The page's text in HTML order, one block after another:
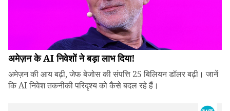
अमेज़न के AI निवेशों ने बड़ा लाभ दिया!
अमेज़न की आय बढ़ी, जेफ बेजोस की संपत्ति 25 बिलियन डॉलर बढ़ी। जानें
कि AI निवेश तकनीकी परिदृश्य को कैसे बदल रहे हैं।